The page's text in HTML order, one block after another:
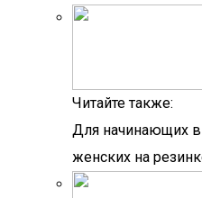
Читайте также:
Для начинающих
женских на